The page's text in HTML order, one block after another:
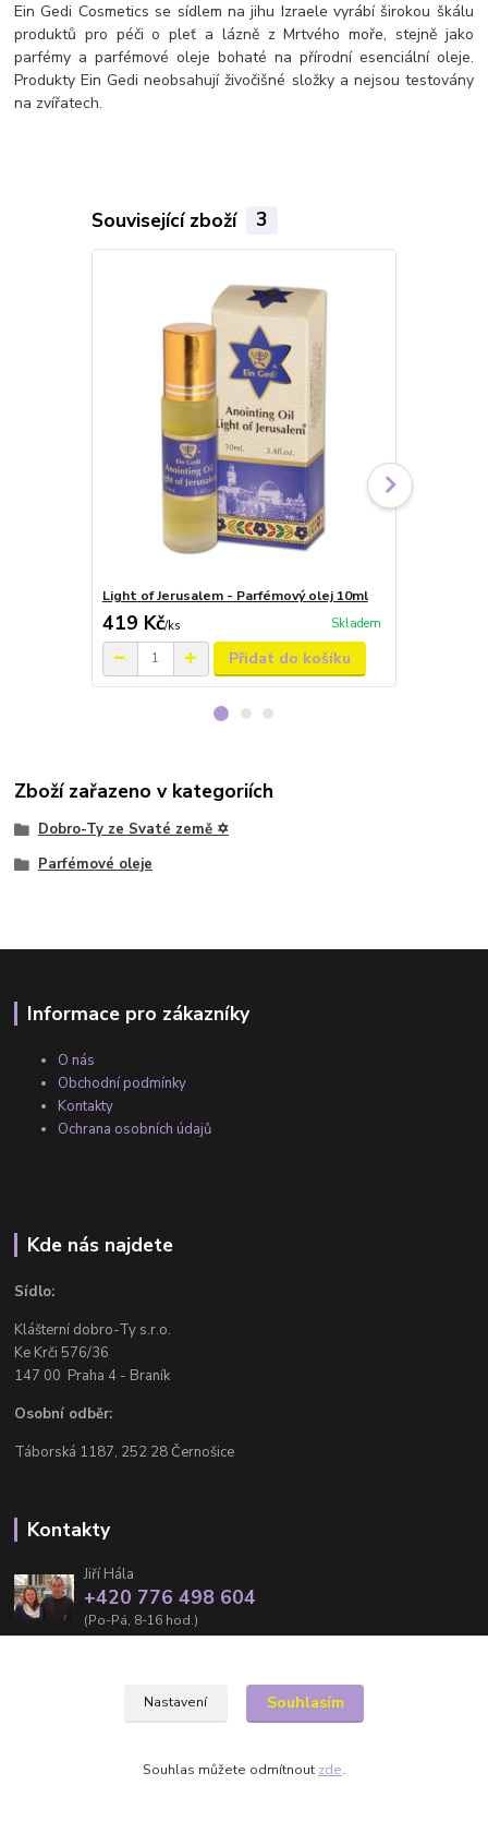
Ein Gedi Cosmetics se sídlem na jihu Izraele vyrábí širokou škálu
produktů pro péči o pleť a lázně z Mrtvého moře, stejně jako
parfémy a parfémové oleje bohaté na přírodní esenciální oleje.
Produkty Ein Gedi neobsahují živočišné složky a nejsou testovány
na zvířatech.
Související zboží 3
Light of Jerusalem - Parfémový olej 10ml
419 Kč/ks Skladem
Přidat do košíku
Zboží zařazeno v kategoriích
Dobro-Ty ze Svaté země ✡️
Parfémové oleje
Informace pro zákazníky
O nás
Obchodní podmínky
Kontakty
Ochrana osobních údajů
Kde nás najdete
Sídlo:
Klášterní dobro-Ty s.r.o.
Ke Krči 576/36
147 00 Praha 4 - Braník
Osobní odběr:
Táborská 1187, 252 28 Černošice
Kontakty
Jiří Hála
+420 776 498 604
(Po-Pá, 8-16 hod.)
Nastavení Souhlasím
Souhlas můžete odmítnout zde.